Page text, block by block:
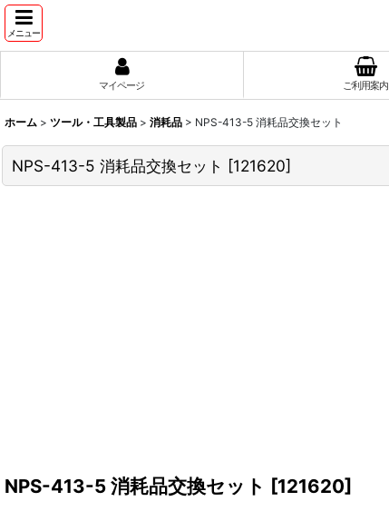
メニュー
マイページ ご利用案内
ホーム > ツール・工具製品 > 消耗品 > NPS-413-5 消耗品交換セット
NPS-413-5 消耗品交換セット [121620]
NPS-413-5 消耗品交換セット [121620]